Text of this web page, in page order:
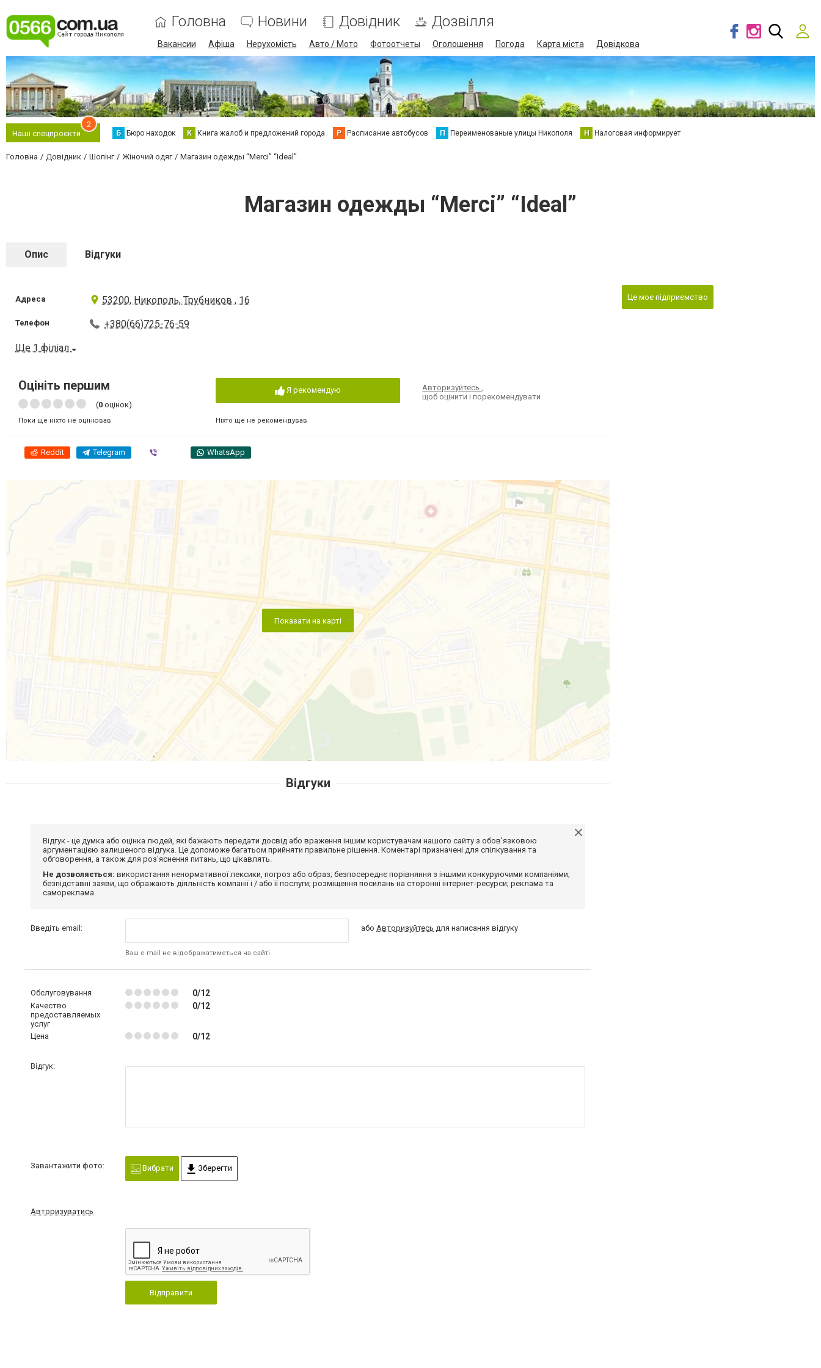
Головна Новини Довідник Дозвілля
Вакансии Афіша Нерухомість Авто / Мото Фотоотчеты Оголошення Погода Карта міста Довідкова
Наші спецпроєкти
2
Б Бюро находок К Книга жалоб и предложений города Р Расписание автобусов П Переименованые улицы Никополя Н Налоговая информирует
Головна Довідник Шопінг Жіночий одяг Магазин одежды “Merci” “Ideal”
Магазин одежды “Merci” “Ideal”
Опис Відгуки
Адреса 53200, Никополь, Трубников , 16
Телефон +380(66)725-76-59
Ще 1 філіал
Оцініть першим
(0 оцінок)
Поки ще ніхто не оцінював
Я рекомендую
Ніхто ще не рекомендував
Авторизуйтесь,
щоб оцінити і порекомендувати
Reddit Telegram WhatsApp
Показати на карті
Це моє підприємство
Відгуки
Відгук - це думка або оцінка людей, які бажають передати досвід або враження іншим користувачам нашого сайту з обов'язковою
аргументацією залишеного відгука. Це допоможе багатьом прийняти правильне рішення. Коментарі призначені для спілкування та
обговорення, а також для роз'яснення питань, що цікавлять.
Не дозволяється: використання ненормативної лексики, погроз або образ; безпосереднє порівняння з іншими конкуруючими компаніями;
безпідставні заяви, що ображають діяльність компанії і / або її послуги; розміщення посилань на сторонні інтернет-ресурси; реклама та
самореклама.
Введіть email:
Ваш e-mail не відображатиметься на сайті
абоАвторизуйтесь для написання відгуку
Обслуговування 0/12
Качество
предоставляемых
услуг
0/12
Цена 0/12
Відгук:
Завантажити фото: Вибрати Зберегти
Авторизуватись
Відправити